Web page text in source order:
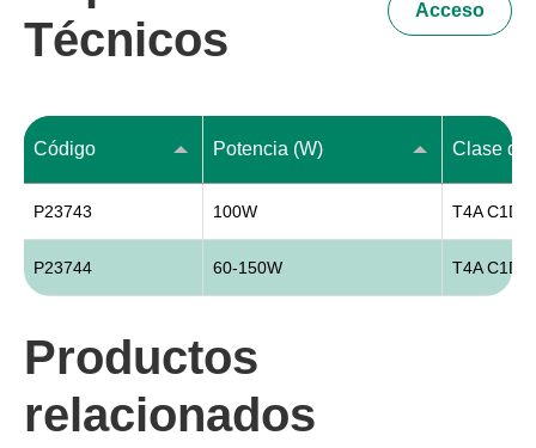
Técnicos
Acceso
Código Potencia (W) Clase de
P23743 100W T4A
P23744 60-150W T4A
Productos
relacionados